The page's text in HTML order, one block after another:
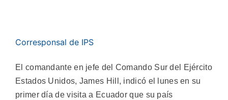
Corresponsal de IPS
El comandante en jefe del Comando Sur del Ejército
Estados Unidos, James Hill, indicó el lunes en su
primer día de visita a Ecuador que su país